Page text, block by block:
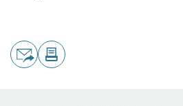
Teilen